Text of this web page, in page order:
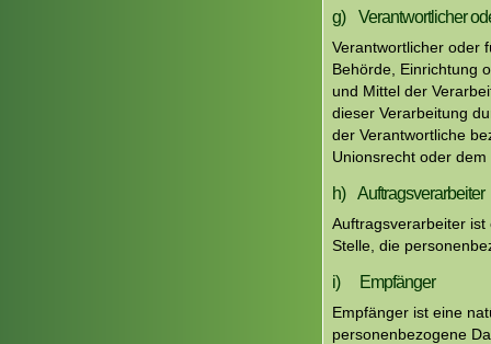
g) Verantwortlicher
Verantwortlicher oder
Behörde, Einrichtung
und Mittel der
dieser Verarbeitung
der Verantwortliche
Unionsrecht oder
h) Auftragsverarbeiter
Auftragsverarbeiter
Stelle, die
i) Empfänger
Empfänger ist eine
personenbezogene